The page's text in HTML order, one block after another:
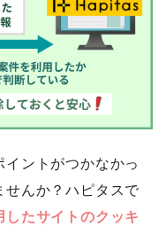
ントがつかなかっ
せんか？ハピタスで
したサイトのクッキ